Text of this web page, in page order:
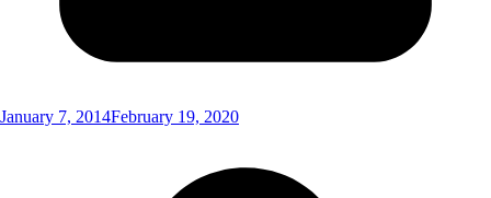
January 7, 2014February 19, 2020